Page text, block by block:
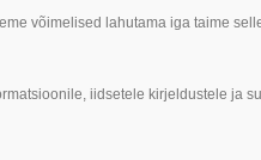
võimelised lahutama iga taime
iidsetele kirjeldustele ja